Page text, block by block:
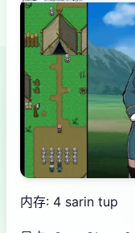
内存: 4 sarin tup